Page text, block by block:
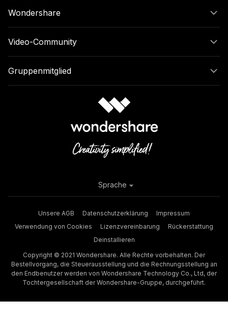
Wondershare
Video-Community
Gruppenmitglied
Unsere AGB Datenschutzerklärung
Impressum
Verwendung von Cookies
Lizenzvereinbarung
Rückerstattung
Deinstallieren
Copyright © 2021 Wondershare. Alle Rechte vorbehalten. Der
Bestellvorgang, die Steuerausstellung und die Rechnungsstellung an
den Endbenutzer werden von Wondershare Technology Co., Ltd, der
Tochtergesellschaft der Wondershare-Gruppe, durchgeführt.
Sprache